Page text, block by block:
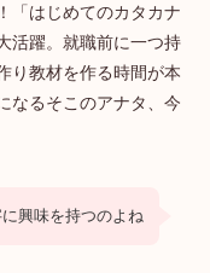
「はじめてのカタカナ
活躍。就職前に一つ持
り教材を作る時間が本
なるそこのアナタ、今
興味を持つのよね